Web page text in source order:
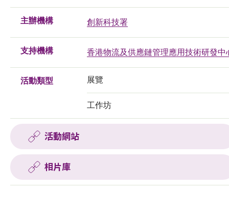
主辦機構 創新科技署
支持機構 香港物流及供應鏈管理應用技術研發中
活動類型 展覽
工作坊
活動網站
相片庫